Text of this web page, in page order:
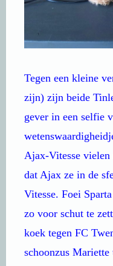
Tegen een kleine
zijn) zijn beide
gever in een selfie
Ajax-Vitesse
dat Ajax ze in de
Vitesse. Foei
zo voor schut te
koek tegen FC
schoonzus